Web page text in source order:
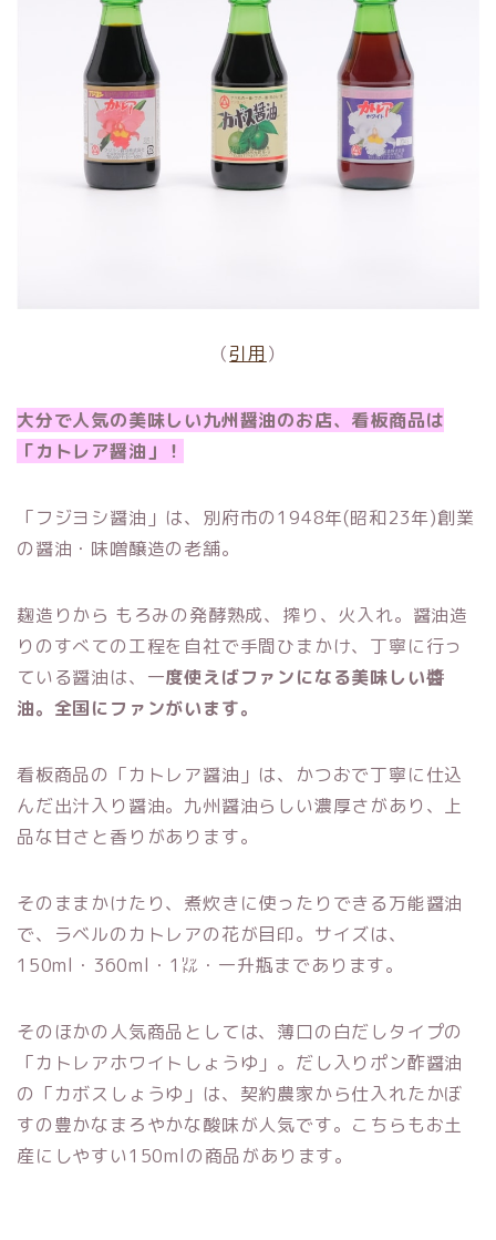
（引用 ）
大分で人気の美味しい九州醤油のお店、看板商品は
「カトレア醤油」！
「フジヨシ醤油」は、別府市の1948年(昭和23年)創業
の醤油・味噌醸造の老舗。
麹造りから もろみの発酵熟成、搾り、火入れ。醤油造
りのすべての工程を自社で手間ひまかけ、丁寧に行っ
ている醤油は、一度使えばファンになる美味しい醬
油。全国にファンがいます。
看板商品の「カトレア醤油」は、かつおで丁寧に仕込
んだ出汁入り醤油。九州醤油らしい濃厚さがあり、上
品な甘さと香りがあります。
そのままかけたり、煮炊きに使ったりできる万能醤油
で、ラベルのカトレアの花が目印。サイズは、
150ml ・360ml・1㍑・一升瓶まであります。
そのほかの人気商品としては、薄口の白だしタイプの
「カトレアホワイトしょうゆ」。だし入りポン酢醤油
の「カボスしょうゆ」は、契約農家から仕入れたかぼ
すの豊かなまろやかな酸味が人気です。こちらもお土
産にしやすい150mlの商品があります。